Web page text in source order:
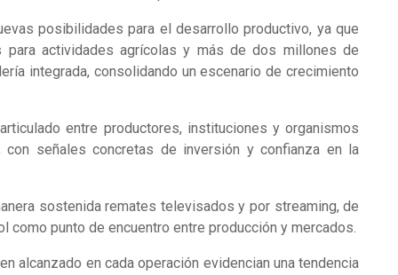
posibilidades para el desarrollo productivo, ya que
actividades agrícolas y más de dos millones de
integrada, consolidando un escenario de crecimiento
entre productores, instituciones y organismos
señales concretas de inversión y confianza en la
sostenida remates televisados y por streaming, de
punto de encuentro entre producción y mercados.
alcanzado en cada operación evidencian una tendencia